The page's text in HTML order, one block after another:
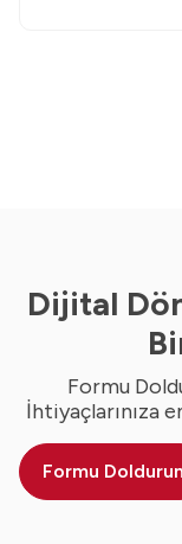
Dijital
Formu
İhtiyaçlarınıza
Formu Doldurun